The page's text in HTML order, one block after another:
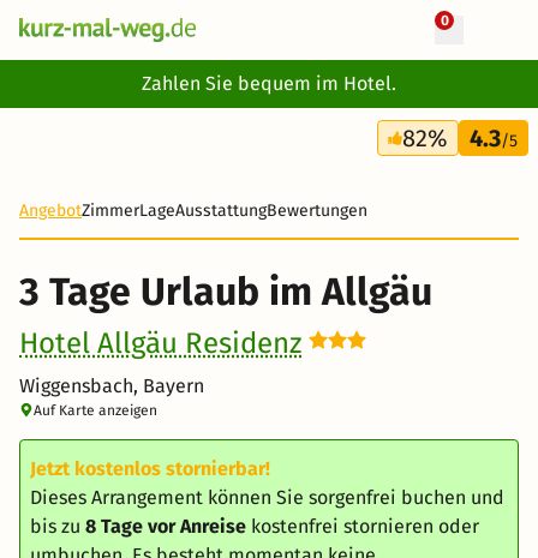
0
Zahlen Sie bequem im Hotel.
3 Tage
146 €
82% 4.3/5
AngebotZimmerLageAusstattungBewertungen
3 Tage Urlaub im Allgäu
Hotel Allgäu Residenz
Wiggensbach, Bayern
Auf Karte anzeigen
Jetzt kostenlos stornierbar!
Dieses Arrangement können Sie sorgenfrei buchen und
bis zu 8 Tage vor Anreise kostenfrei stornieren oder